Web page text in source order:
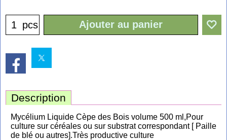
pcs Ajouter au panier
Description
Mycélium Liquide Cèpe des Bois volume 500 ml,Pour
culture sur céréales ou sur substrat correspondant [ Paille
de blé ou autres].Très productive culture